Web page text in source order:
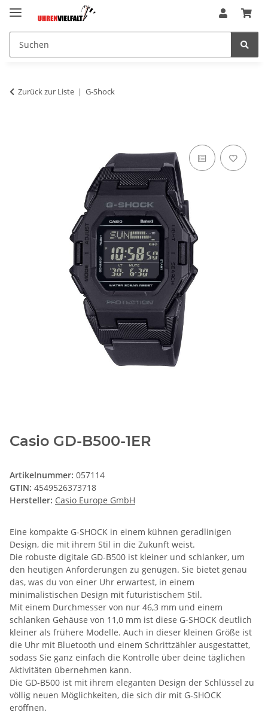
Zurück zur Liste G-Shock
Casio GD-B500-1ER
Artikelnummer: 057114
GTIN: 4549526373718
Hersteller: Casio Europe GmbH
Eine kompakte G-SHOCK in einem kühnen geradlinigen
Design, die mit ihrem Stil in die Zukunft weist.
Die robuste digitale GD-B500 ist kleiner und schlanker, um
den heutigen Anforderungen zu genügen. Sie bietet genau
das, was du von einer Uhr erwartest, in einem
minimalistischen Design mit futuristischem Stil.
Mit einem Durchmesser von nur 46,3 mm und einem
schlanken Gehäuse von 11,0 mm ist diese G-SHOCK deutlich
kleiner als frühere Modelle. Auch in dieser kleinen Größe ist
die Uhr mit Bluetooth und einem Schrittzähler ausgestattet,
sodass Sie ganz einfach die Kontrolle über deine täglichen
Aktivitäten übernehmen kann.
Die GD-B500 ist mit ihrem eleganten Design der Schlüssel zu
völlig neuen Möglichkeiten, die sich dir mit G-SHOCK
eröffnen.